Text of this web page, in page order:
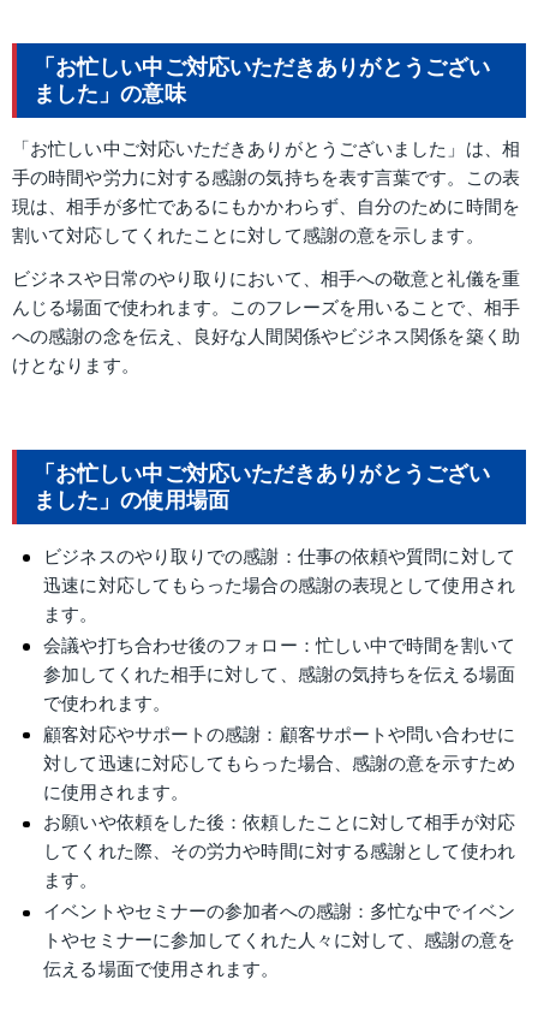
「お忙しい中ご対応いただきありがとうござい
ました」の意味
「お忙しい中ご対応いただきありがとうございました」は、相
手の時間や労力に対する感謝の気持ちを表す言葉です。この表
現は、相手が多忙であるにもかかわらず、自分のために時間を
割いて対応してくれたことに対して感謝の意を示します。
ビジネスや日常のやり取りにおいて、相手への敬意と礼儀を重
んじる場面で使われます。このフレーズを用いることで、相手
への感謝の念を伝え、良好な人間関係やビジネス関係を築く助
けとなります。
「お忙しい中ご対応いただきありがとうござい
ました」の使用場面
ビジネスのやり取りでの感謝：仕事の依頼や質問に対して
迅速に対応してもらった場合の感謝の表現として使用され
ます。
会議や打ち合わせ後のフォロー：忙しい中で時間を割いて
参加してくれた相手に対して、感謝の気持ちを伝える場面
で使われます。
顧客対応やサポートの感謝：顧客サポートや問い合わせに
対して迅速に対応してもらった場合、感謝の意を示すため
に使用されます。
お願いや依頼をした後：依頼したことに対して相手が対応
してくれた際、その労力や時間に対する感謝として使われ
ます。
イベントやセミナーの参加者への感謝：多忙な中でイベン
トやセミナーに参加してくれた人々に対して、感謝の意を
伝える場面で使用されます。